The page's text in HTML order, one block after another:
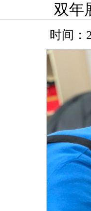
双年
时间：